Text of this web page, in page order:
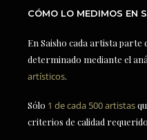
CÓMO LO MEDIMOS EN
En Saisho cada artista parte
determinado mediante el
artísticos.
Sólo 1 de cada 500 artistas
criterios de calidad